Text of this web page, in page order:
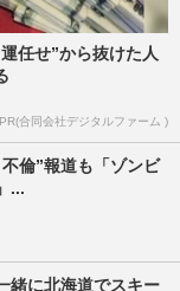
任せ”から抜けた人
PR(合同会社デジタルファーム )
倫”報道も「ゾンビ
...
緒に北海道でスキー